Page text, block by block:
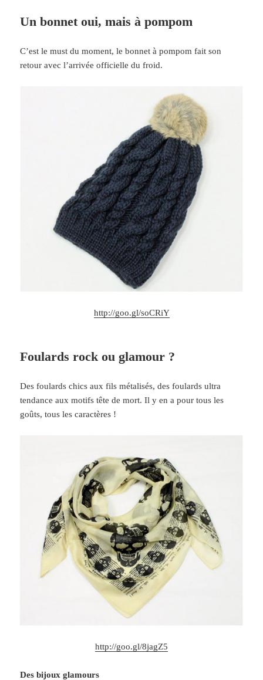
Un bonnet oui, mais à pompom
C’est le must du moment, le bonnet à pompom fait son
retour avec l’arrivée officielle du froid.
http://goo.gl/soCRiY
Foulards rock ou glamour ?
Des foulards chics aux fils métalisés, des foulards ultra
tendance aux motifs tête de mort. Il y en a pour tous les
goûts, tous les caractères !
http://goo.gl/8jagZ5
Des bijoux glamours